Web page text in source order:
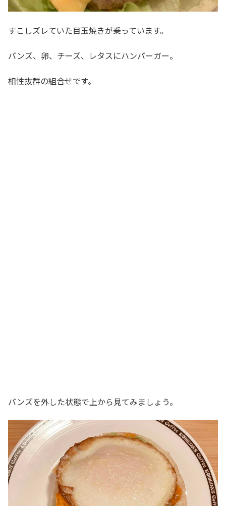
すこしズレていた目玉焼きが乗っています。
バンズ、卵、チーズ、レタスにハンバーガー。
相性抜群の組合せです。
バンズを外した状態で上から見てみましょう。